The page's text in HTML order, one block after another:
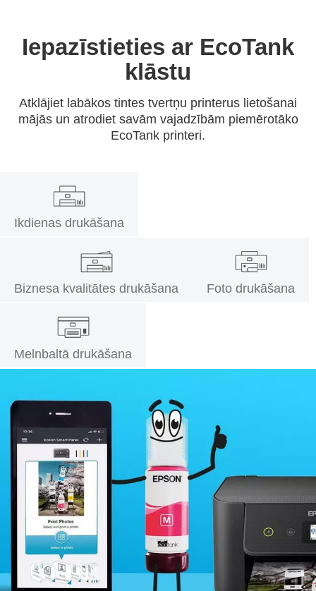
Iepazīstieties ar EcoTank
klāstu
Atklājiet labākos tintes tvertņu printerus lietošanai
mājās un atrodiet savām vajadzībām piemērotāko
EcoTank printeri.
Ikdienas drukāšana
Biznesa kvalitātes drukāšana Foto drukāšana
Melnbaltā drukāšana